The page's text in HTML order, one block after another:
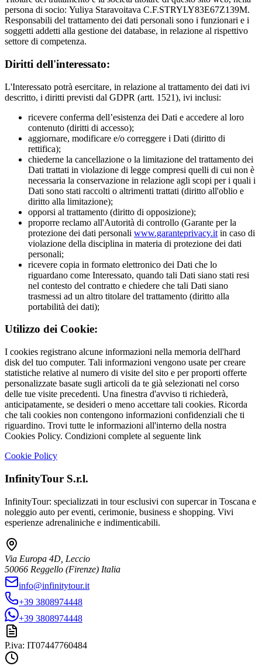
persona di socio: Yuliya Staravoitava C.F.STRYLY83E67Z139M.
Responsabili del trattamento dei dati personali sono i funzionari e i
soggetti addetti alla gestione dei database, in relazione al rispettivo
settore di competenza.
Diritti dell'interessato:
L'Interessato potrà esercitare, in relazione al trattamento dei dati ivi
descritto, i diritti previsti dal GDPR (artt. 1521), ivi inclusi:
ricevere conferma dell’esistenza dei Dati e accedere al loro
contenuto (diritti di accesso);
aggiornare, modificare e/o correggere i Dati (diritto di
rettifica);
chiederne la cancellazione o la limitazione del trattamento dei
Dati trattati in violazione di legge compresi quelli di cui non è
necessaria la conservazione in relazione agli scopi per i quali i
Dati sono stati raccolti o altrimenti trattati (diritto all'oblio e
diritto alla limitazione);
opporsi al trattamento (diritto di opposizione);
proporre reclamo all'Autorità di controllo (Garante per la
protezione dei dati personali www.garanteprivacy.it in caso di
violazione della disciplina in materia di protezione dei dati
personali;
ricevere copia in formato elettronico dei Dati che lo
riguardano come Interessato, quando tali Dati siano stati resi
nel contesto del contratto e chiedere che tali Dati siano
trasmessi ad un altro titolare del trattamento (diritto alla
portabilità dei dati);
Utilizzo dei Cookie:
I cookies registrano alcune informazioni nella memoria dell'hard
disk del tuo computer. Tali informazioni vengono usate per creare
statistiche relative al numero di visite del sito e per proporti offerte
personalizzate basate sugli articoli da te già selezionati nel corso
delle tue visite precedenti. Una finestra d'avviso ti richiederà,
anticipatamente, se desideri o meno accettare tali cookies. Ricorda
che tali cookies non contengono informazioni confidenziali che ti
riguardino. Trovi tutte le informazioni all'interno della nostra
Cookies Policy. Condizioni complete al seguente link
Cookie Policy
InfinityTour S.r.l.
InfinityTour: specializzati in tour esclusivi con supercar in Toscana e
noleggio auto per eventi, cerimonie, business e shopping. Vivi
esperienze adrenaliniche e indimenticabili.
Via Europa 4D, Leccio
50066 Reggello (Firenze) Italia
info@infinitytour.it
+39 3808974448
+39 3808974448
P.iva: IT07447760484